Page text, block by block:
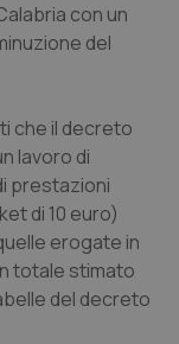
con un
del
che il decreto
lavoro di
prestazioni
di 10 euro)
erogate in
totale stimato
del decreto